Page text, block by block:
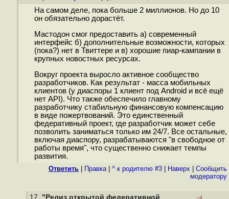
На самом деле, пока больше 2 миллионов. Но до 10
он обязательно дорастёт.
Мастодон смог предоставить а) современный
интерфейс б) дополнительные возможности, которых
(пока?) нет в Твиттере и в) хорошие пиар-кампании в
крупных новостных ресурсах.
Вокруг проекта выросло активное сообщество
разработчиков. Как результат - масса мобильных
клиентов (у диаспоры 1 клиент под Android и всё ещё
нет API). Что также обеспечило главному
разработчику стабильную финансовую компенсацию
в виде пожертвований. Это единственный
федеративный проект, где разработчик может себе
позволить заниматься только им 24/7. Все остальные,
включая диаспору, разрабатываются "в свободное от
работы время", что существенно снижает темпы
развития.
Ответить Правка| ^ к родителю #3 Наверх
Cообщить
модератору
17. "Релиз открытой федеративной
–4